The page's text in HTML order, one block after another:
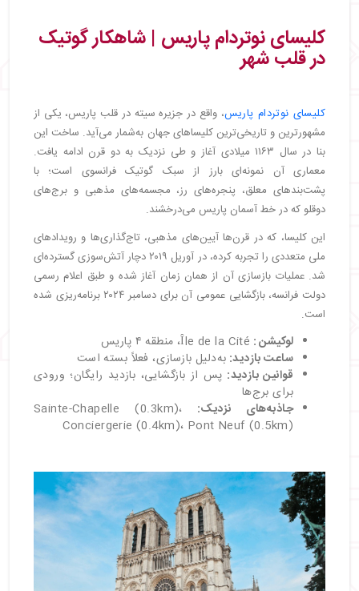
کلیسای نوتردام پاریس | شاهکار گوتیک
در قلب شهر
کلیسای نوتردام پاریس، واقع در جزیره سیته در قلب پاریس، یکی از
مشهورترین و تاریخی‌ترین کلیساهای جهان به‌شمار می‌آید. ساخت این
بنا در سال ۱۱۶۳ میلادی آغاز و طی نزدیک به دو قرن ادامه یافت.
معماری آن نمونه‌ای بارز از سبک گوتیک فرانسوی است؛ با
پشت‌بندهای معلق، پنجره‌های رز، مجسمه‌های مذهبی و برج‌های
دوقلو که در خط آسمان پاریس می‌درخشند.
این کلیسا، که در قرن‌ها آیین‌های مذهبی، تاج‌گذاری‌ها و رویدادهای
ملی متعددی را تجربه کرده، در آوریل ۲۰۱۹ دچار آتش‌سوزی گسترده‌ای
شد. عملیات بازسازی آن از همان زمان آغاز شده و طبق اعلام رسمی
دولت فرانسه، بازگشایی عمومی آن برای دسامبر ۲۰۲۴ برنامه‌ریزی شده
است.
لوکیشن : Île de la Cité، منطقه ۴ پاریس
ساعت بازدید: به‌دلیل بازسازی، فعلاً بسته است
قوانین بازدید: پس از بازگشایی، بازدید رایگان؛ ورودی
برای برج‌ها
جاذبه‌های نزدیک: Sainte-Chapelle (0.3km)،
Conciergerie (0.4km)، Pont Neuf (0.5km)